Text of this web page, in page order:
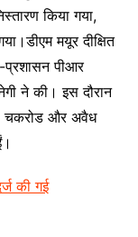
किया गया,
मयूर दीक्षित
प्रशासन पीआर
ने की। इस दौरान
चकरोड और अवैध
की गई